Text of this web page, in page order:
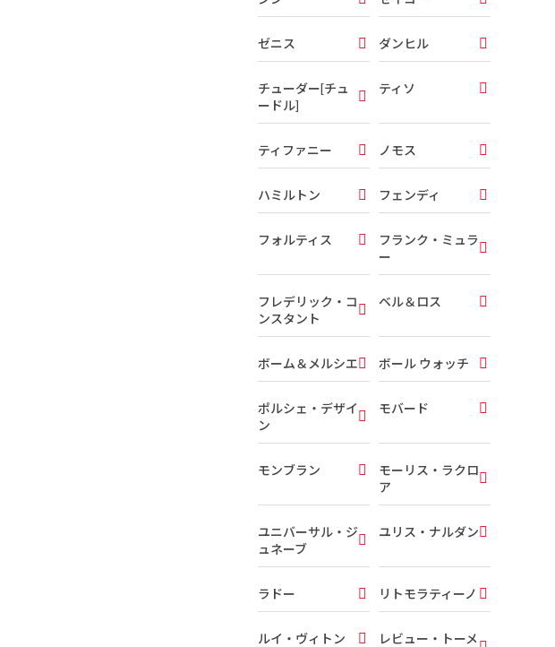
ゼニス ダンヒル
チューダー[チュ
ードル]
ティソ
ティファニー ノモス
ハミルトン フェンディ
フォルティス
フランク・ミュラ
ー
フレデリック・コ
ンスタント
ベル＆ロス
ボーム＆メルシエ ボール ウォッチ
ポルシェ・デザイ
ン
モバード
モンブラン
モーリス・ラクロ
ア
ユニバーサル・ジ
ュネーブ
ユリス・ナルダン
ラドー リトモラティーノ
ルイ・ヴィトン
レビュー・トーメ